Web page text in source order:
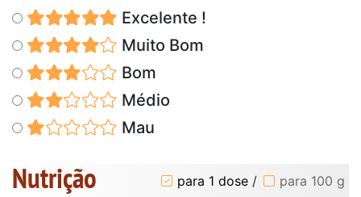
Excelente !
Muito Bom
Bom
Médio
Mau
Nutrição para 1 dose / para 100 g